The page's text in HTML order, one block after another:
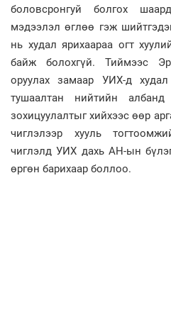
боловсронгуй болгох
мэдээлэл өглөө гэж
нь худал ярихаараа огт
байж болохгүй. Тиймээс
оруулах замаар УИХ-д
тушаалтан нийтийн
зохицуулалтыг хийхээс өөр
чиглэлээр хууль
чиглэлд УИХ дахь АН-ын
өргөн барихаар боллоо.